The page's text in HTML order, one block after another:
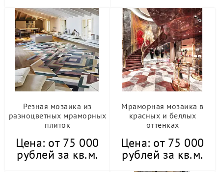
Резная мозаика из
разноцветных мраморных
плиток
Цена: от 75 000
рублей за кв.м.
Мраморная мозаика в
красных и беллых
оттенках
Цена: от 75 000
рублей за кв.м.